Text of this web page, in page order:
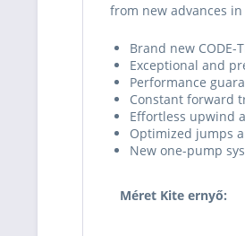
from new advances
Brand new
Exceptional and
Performance
Constant forward
Effortless upwind
Optimized jumps
New one-pump
Méret Kite ernyő: